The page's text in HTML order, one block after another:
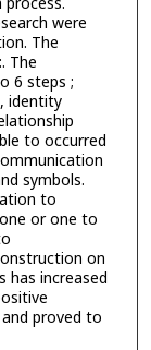
were
The
The
6 steps ;
identity
to occurred
symbols.
to
or one to
on
has increased
proved to